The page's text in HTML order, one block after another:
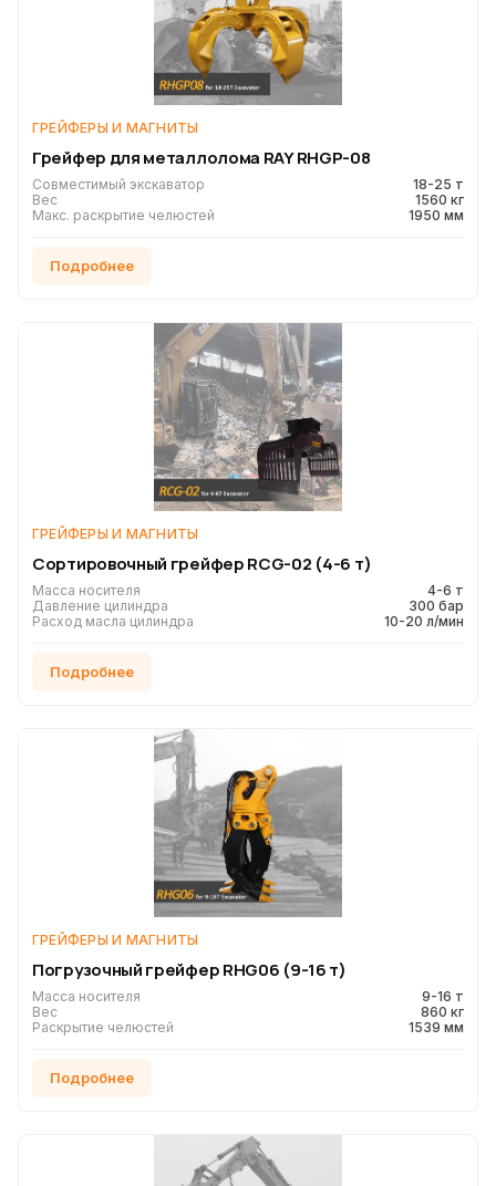
ГРЕЙФЕРЫ И МАГНИТЫ
Грейфер для металлолома RAY RHGP-08
Совместимый экскаватор
18-25 т
Вес
1560 кг
Макс. раскрытие челюстей
1950 мм
Подробнее
ГРЕЙФЕРЫ И МАГНИТЫ
Сортировочный грейфер RCG-02 (4-6 т)
Масса носителя
4-6 т
Давление цилиндра
300 бар
Расход масла цилиндра
10-20 л/мин
Подробнее
ГРЕЙФЕРЫ И МАГНИТЫ
Погрузочный грейфер RHG06 (9-16 т)
Масса носителя
9-16 т
Вес
860 кг
Раскрытие челюстей
1539 мм
Подробнее